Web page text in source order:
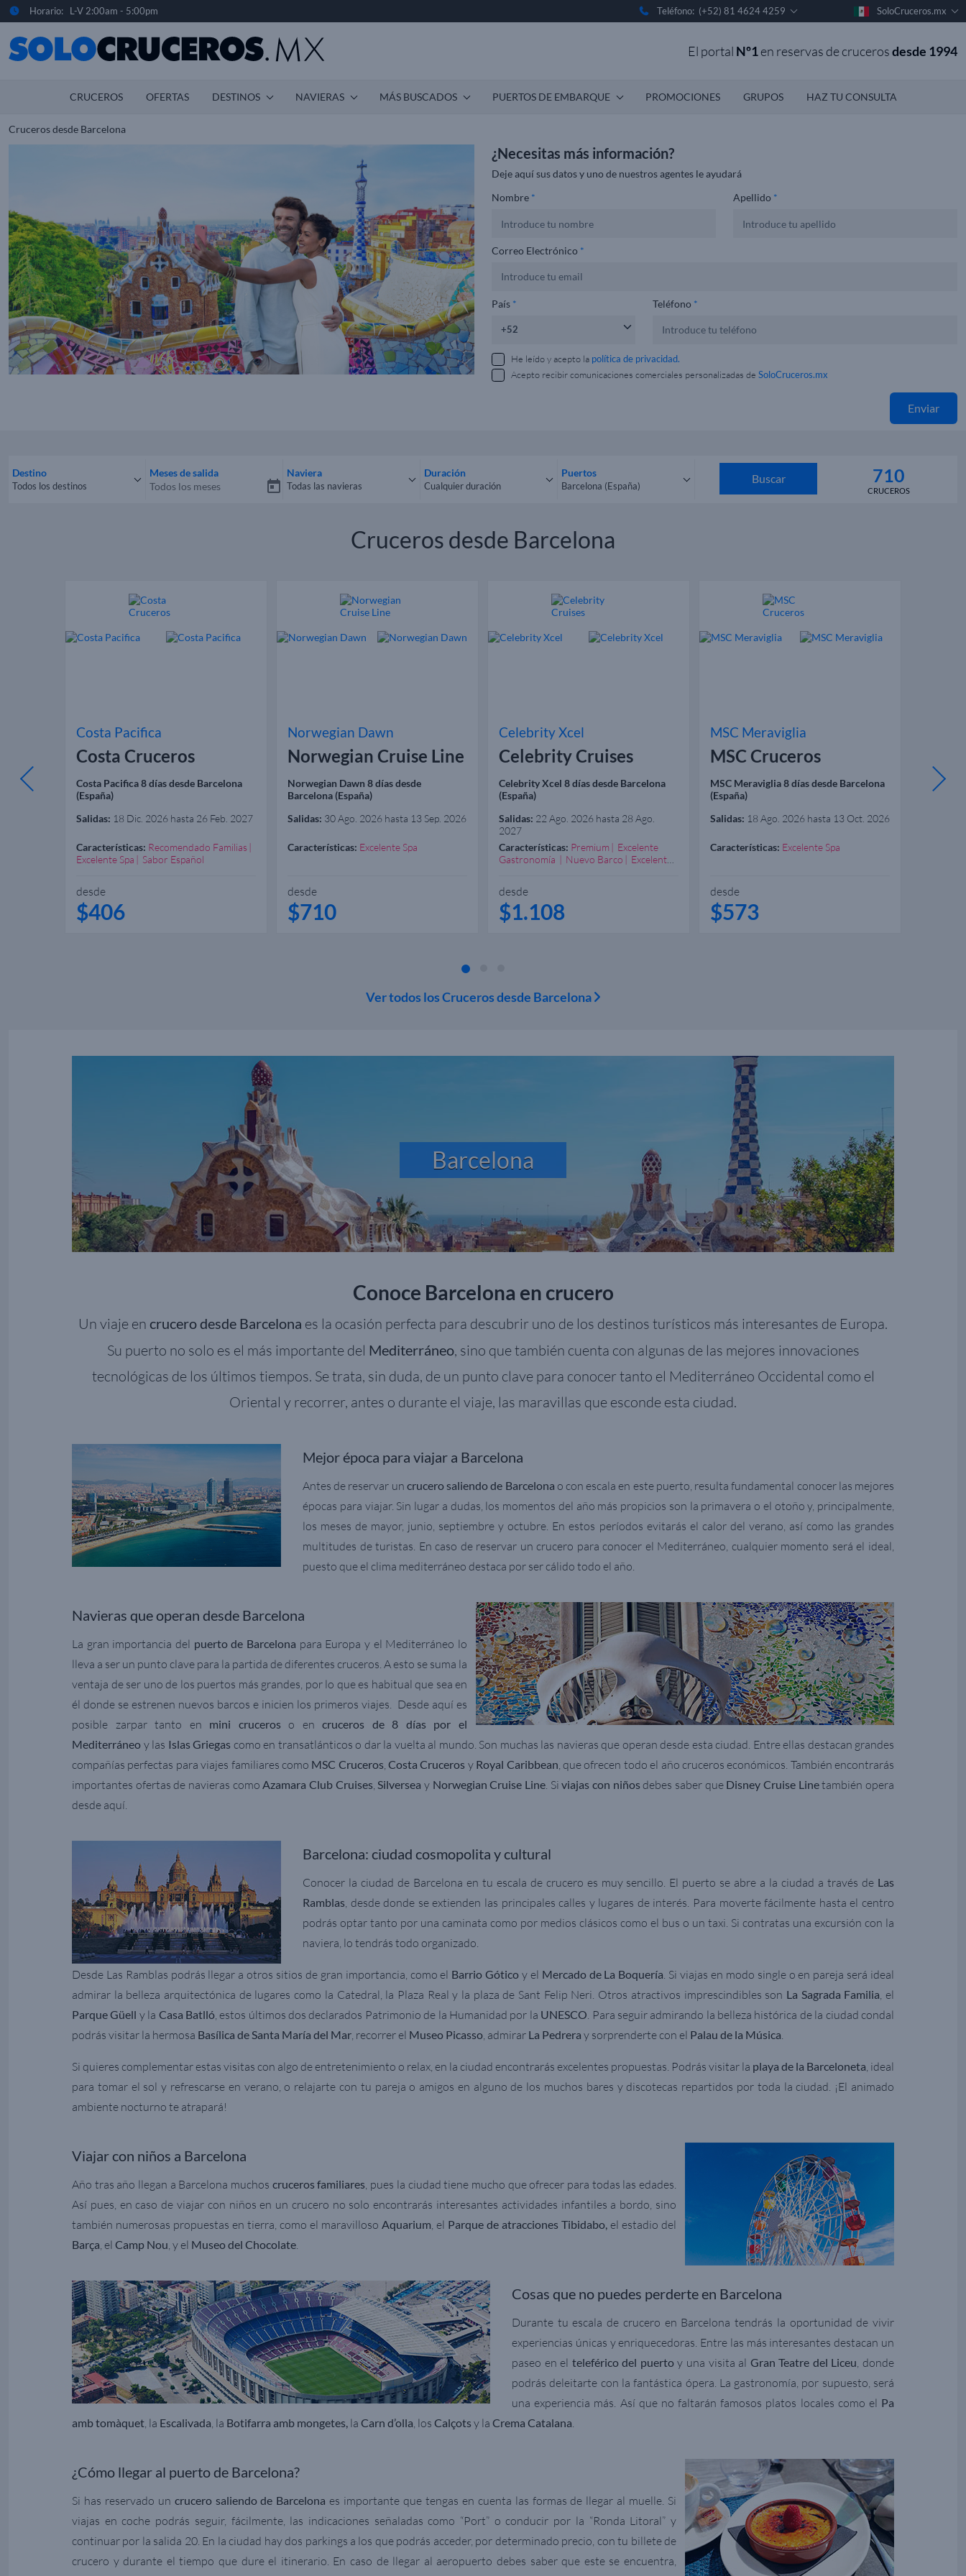
Horario: L-V 2:00am - 5:00pm Teléfono: (+52) 81 4624 4259 SoloCruceros.mx
El portal Nº1en reservas de crucerosdesde 1994
CRUCEROS OFERTAS DESTINOS NAVIERAS MÁS BUSCADOS PUERTOS DE EMBARQUE PROMOCIONES GRUPOS HAZ TU CONSULTA
Cruceros desde Barcelona
¿Necesitas más información?
Deje aquí sus datos y uno de nuestros agentes le ayudará
Nombre * Apellido *
Correo Electrónico *
País * Teléfono *
He leído y acepto la política de privacidad.
Acepto recibir comunicaciones comerciales personalizadas de SoloCruceros.mx
Enviar
Destino
Todos los destinos
Meses de salida Naviera
Todas las navieras
Duración
Cualquier duración
Puertos
Barcelona (España)
Buscar 710
CRUCEROS
Cruceros desde Barcelona
Costa Pacifica
Costa Cruceros
Costa Pacifica 8 días desde Barcelona
(España)
Salidas: 18 Dic. 2026 hasta 26 Feb. 2027
Características: Recomendado Familias
Excelente Spa
Sabor Español
desde
$406
Norwegian Dawn
Norwegian Cruise Line
Norwegian Dawn 8 días desde
Barcelona (España)
Salidas: 30 Ago. 2026 hasta 13 Sep. 2026
Características: Excelente Spa
desde
$710
Celebrity Xcel
Celebrity Cruises
Celebrity Xcel 8 días desde Barcelona
(España)
Salidas: 22 Ago. 2026 hasta 28 Ago.
2027
Características: Premium
Excelente
Gastronomía
Nuevo Barco
Excelente
desde
$1.108
MSC Meraviglia
MSC Cruceros
MSC Meraviglia 8 días desde Barcelona
(España)
Salidas: 18 Ago. 2026 hasta 13 Oct. 2026
Características: Excelente Spa
desde
$573
Legend
Ver todos los Cruceros desde Barcelona
Barcelona
Conoce Barcelona en crucero
Un viaje en crucero desde Barcelona es la ocasión perfecta para descubrir uno de los destinos turísticos más interesantes de Europa.
Su puerto no solo es el más importante del Mediterráneo, sino que también cuenta con algunas de las mejores innovaciones
tecnológicas de los últimos tiempos. Se trata, sin duda, de un punto clave para conocer tanto el Mediterráneo Occidental como el
Oriental y recorrer, antes o durante el viaje, las maravillas que esconde esta ciudad.
Mejor época para viajar a Barcelona
Antes de reservar un crucero saliendo de Barcelona o con escala en este puerto, resulta fundamental conocer las mejores
épocas para viajar. Sin lugar a dudas, los momentos del año más propicios son la primavera o el otoño y, principalmente,
los meses de mayor, junio, septiembre y octubre. En estos períodos evitarás el calor del verano, así como las grandes
multitudes de turistas. En caso de reservar un crucero para conocer el Mediterráneo, cualquier momento será el ideal,
puesto que el clima mediterráneo destaca por ser cálido todo el año.
Navieras que operan desde Barcelona
La gran importancia del puerto de Barcelona para Europa y el Mediterráneo lo
lleva a ser un punto clave para la partida de diferentes cruceros. A esto se suma la
ventaja de ser uno de los puertos más grandes, por lo que es habitual que sea en
él donde se estrenen nuevos barcos e inicien los primeros viajes. Desde aquí es
posible zarpar tanto en mini cruceros o encruceros de 8 días por el
Mediterráneo y las Islas Griegas como en transatlánticos o dar la vuelta al mundo. Son muchas las navieras que operan desde esta ciudad. Entre ellas destacan grandes
compañías perfectas para viajes familiares como MSC Cruceros,Costa Cruceros y Royal Caribbean, que ofrecen todo el año cruceros económicos. También encontrarás
importantes ofertas de navieras comoAzamara Club Cruises,Silversea y Norwegian Cruise Line. Siviajas con niños debes saber que Disney Cruise Linetambién opera
desde aquí.
Barcelona: ciudad cosmopolita y cultural
Conocer la ciudad de Barcelona en tu escala de crucero es muy sencillo. El puerto se abre a la ciudad a través de Las
Ramblas, desde donde se extienden las principales calles y lugares de interés. Para moverte fácilmente hasta el centro
podrás optar tanto por una caminata como por medios clásicos como el bus o un taxi. Si contratas una excursión con la
naviera, lo tendrás todo organizado.
Desde Las Ramblas podrás llegar a otros sitios de gran importancia, como el Barrio Gótico y el Mercado de La Boquería. Si viajas en modo single o en pareja será ideal
admirar la belleza arquitectónica de lugares como la Catedral, la Plaza Real y la plaza de Sant Felip Neri. Otros atractivos imprescindibles son La Sagrada Familia, el
Parque Güell y la Casa Batlló, estos últimos dos declarados Patrimonio de la Humanidad por la UNESCO. Para seguir admirando la belleza histórica de la ciudad condal
podrás visitar la hermosa Basílica de Santa María del Mar, recorrer el Museo Picasso, admirar La Pedrera y sorprenderte con el Palau de la Música.
Si quieres complementar estas visitas con algo de entretenimiento o relax, en la ciudad encontrarás excelentes propuestas. Podrás visitar la playa de la Barceloneta, ideal
para tomar el sol y refrescarse en verano, o relajarte con tu pareja o amigos en alguno de los muchos bares y discotecas repartidos por toda la ciudad. ¡El animado
ambiente nocturno te atrapará!
Viajar con niños a Barcelona
Año tras año llegan a Barcelona muchos cruceros familiares, pues la ciudad tiene mucho que ofrecer para todas las edades.
Así pues, en caso de viajar con niños en un crucero no solo encontrarás interesantes actividades infantiles a bordo, sino
también numerosas propuestas en tierra, como el maravilloso Aquarium, el Parque de atracciones Tibidabo, el estadio del
Barça, el Camp Nou, y el Museo del Chocolate.
Cosas que no puedes perderte en Barcelona
Durante tu escala de crucero en Barcelona tendrás la oportunidad de vivir
experiencias únicas y enriquecedoras. Entre las más interesantes destacan un
paseo en el teleférico del puertoy una visita al Gran Teatre del Liceu, donde
podrás deleitarte con la fantástica ópera. La gastronomía, por supuesto, será
una experiencia más. Así que no faltarán famosos platos locales como el Pa
amb tomàquet, la Escalivada, la Botifarra amb mongetes, la Carn d’olla, los Calçots y la Crema Catalana.
¿Cómo llegar al puerto de Barcelona?
Si has reservado un crucero saliendo de Barcelona es importante que tengas en cuenta las formas de llegar al muelle. Si
viajas en coche podrás seguir, fácilmente, las indicaciones señaladas como “Port” o conducir por la “Ronda Litoral” y
continuar por la salida 20. En la ciudad hay dos parkings a los que podrás acceder, por determinado precio, con tu billete de
crucero y durante el tiempo que dure el itinerario. En caso de llegar al aeropuerto debes saber que este se encuentra,